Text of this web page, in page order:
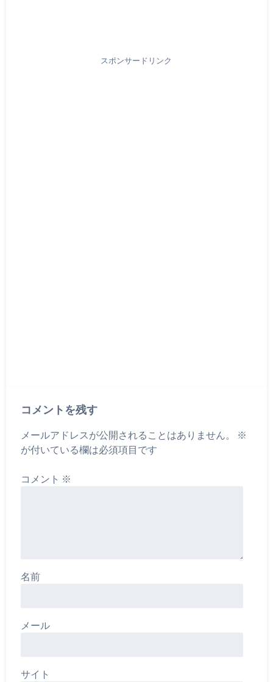
スポンサードリンク
コメントを残す
メールアドレスが公開されることはありません。
※
が付いている欄は必須項目です
コメント ※
名前
メール
サイト